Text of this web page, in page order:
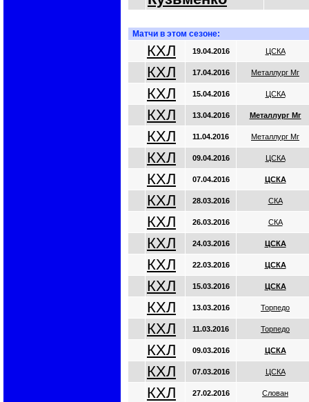
Матчи в этом сезоне:
КХЛ 19.04.2016 ЦСКА
КХЛ 17.04.2016 Металлург Мг
КХЛ 15.04.2016 ЦСКА
КХЛ 13.04.2016 Металлург Мг
КХЛ 11.04.2016 Металлург Мг
КХЛ 09.04.2016 ЦСКА
КХЛ 07.04.2016 ЦСКА
КХЛ 28.03.2016 СКА
КХЛ 26.03.2016 СКА
КХЛ 24.03.2016 ЦСКА
КХЛ 22.03.2016 ЦСКА
КХЛ 15.03.2016 ЦСКА
КХЛ 13.03.2016 Торпедо
КХЛ 11.03.2016 Торпедо
КХЛ 09.03.2016 ЦСКА
КХЛ 07.03.2016 ЦСКА
КХЛ 27.02.2016 Слован